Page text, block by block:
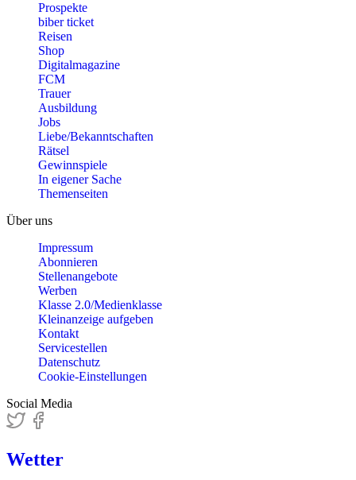
Prospekte
biber ticket
Reisen
Shop
Digitalmagazine
FCM
Trauer
Ausbildung
Jobs
Liebe/Bekanntschaften
Rätsel
Gewinnspiele
In eigener Sache
Themenseiten
Über uns
Impressum
Abonnieren
Stellenangebote
Werben
Klasse 2.0/Medienklasse
Kleinanzeige aufgeben
Kontakt
Servicestellen
Datenschutz
Cookie-Einstellungen
Social Media
Wetter